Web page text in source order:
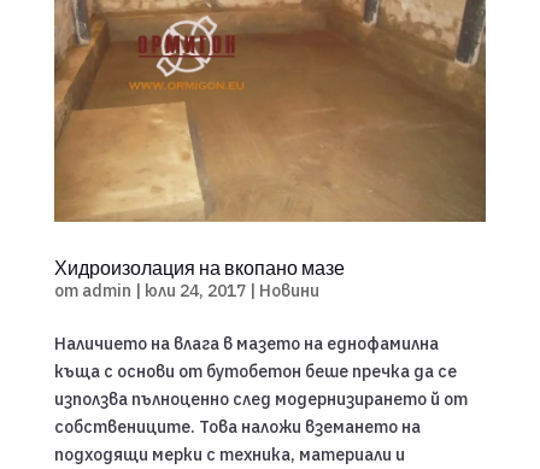
Хидроизолация на вкопано мазе
от admin | юли 24, 2017| Новини
Наличието на влага в мазето на еднофамилна
къща с основи от бутобетон беше пречка да се
използва пълноценно след модернизирането й от
собствениците. Това наложи вземането на
подходящи мерки с техника, материали и